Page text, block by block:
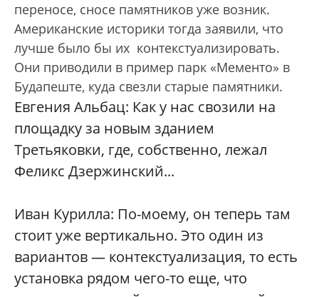
переносе, сносе памятников уже возник.
Американские историки тогда заявили, что
лучше было бы их контекстуализировать.
Они приводили в пример парк «Мементо» в
Будапеште, куда свезли старые памятники.
Евгения Альбац: Как у нас свозили на
площадку за новым зданием
Третьяковки, где, собственно, лежал
Феликс Дзержинский...
Иван Курилла: По-моему, он теперь там
стоит уже вертикально. Это один из
вариантов — контекстуализация, то есть
установка рядом чего-то еще, что